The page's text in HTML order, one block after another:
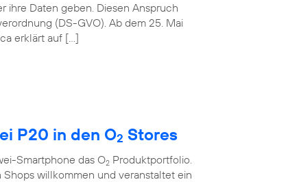
ihre Daten geben. Diesen Anspruch
(DS-GVO). Ab dem 25. Mai
erklärt auf […]
P20 in den O2 Stores
Smartphone das O2 Produktportfolio.
willkommen und veranstaltet ein